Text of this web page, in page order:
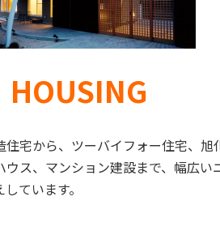
HOUSING
住宅から、ツーバイフォー住宅、旭
ウス、マンション建設まで、幅広い
ています。